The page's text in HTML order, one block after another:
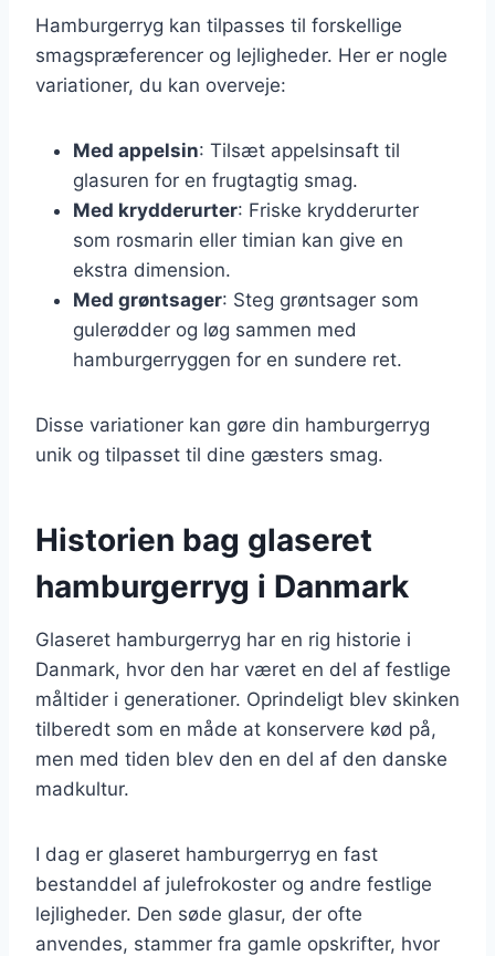
Hamburgerryg kan tilpasses til forskellige
smagspræferencer og lejligheder. Her er nogle
variationer, du kan overveje:
Med appelsin: Tilsæt appelsinsaft til
glasuren for en frugtagtig smag.
Med krydderurter: Friske krydderurter
som rosmarin eller timian kan give en
ekstra dimension.
Med grøntsager: Steg grøntsager som
gulerødder og løg sammen med
hamburgerryggen for en sundere ret.
Disse variationer kan gøre din hamburgerryg
unik og tilpasset til dine gæsters smag.
Historien bag glaseret
hamburgerryg i Danmark
Glaseret hamburgerryg har en rig historie i
Danmark, hvor den har været en del af festlige
måltider i generationer. Oprindeligt blev skinken
tilberedt som en måde at konservere kød på,
men med tiden blev den en del af den danske
madkultur.
I dag er glaseret hamburgerryg en fast
bestanddel af julefrokoster og andre festlige
lejligheder. Den søde glasur, der ofte
anvendes, stammer fra gamle opskrifter, hvor